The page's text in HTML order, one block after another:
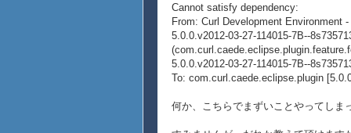
Cannot satisfy dependency:
From: Curl Development Environment
5.0.0.v2012-03-27-114015-7B--
5.0.0.v2012-03-27-114015-7B--
To: com.curl.caede.eclipse.plugin
何か、こちらでまずいことやってしま